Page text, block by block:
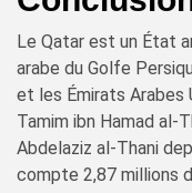
Le Qatar est un État
arabe du Golfe
et les Émirats Arabes
Tamim ibn Hamad al-
Abdelaziz al-Thani
compte 2,87 millions